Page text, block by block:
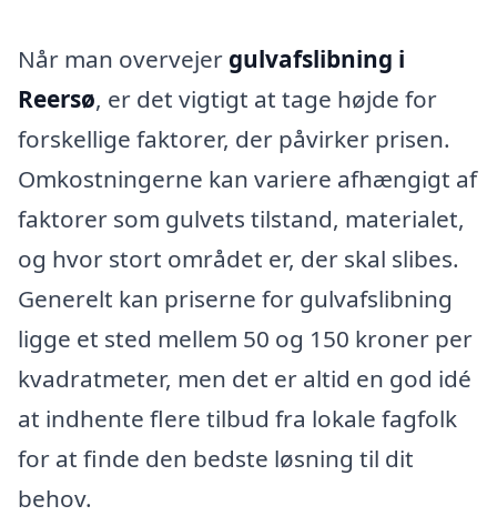
Når man overvejer gulvafslibning i
Reersø, er det vigtigt at tage højde for
forskellige faktorer, der påvirker prisen.
Omkostningerne kan variere afhængigt af
faktorer som gulvets tilstand, materialet,
og hvor stort området er, der skal slibes.
Generelt kan priserne for gulvafslibning
ligge et sted mellem 50 og 150 kroner per
kvadratmeter, men det er altid en god idé
at indhente flere tilbud fra lokale fagfolk
for at finde den bedste løsning til dit
behov.